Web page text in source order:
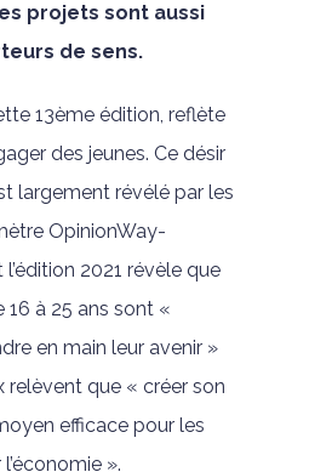
projets sont aussi
de sens.
13ème édition, reflète
des jeunes. Ce désir
largement révélé par les
OpinionWay-
2021 révèle que
16 à 25 ans sont «
en main leur avenir »
relèvent que « créer son
efficace pour les
».